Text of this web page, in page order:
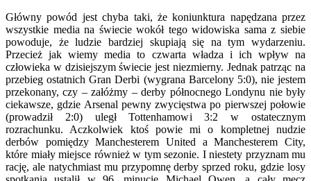
Główny powód jest chyba taki, że koniunktura napędzana przez
wszystkie media na świecie wokół tego widowiska sama z siebie
powoduje, że ludzie bardziej skupiają się na tym wydarzeniu.
Przecież jak wiemy media to czwarta władza i ich wpływ na
człowieka w dzisiejszym świecie jest niezmierny. Jednak patrząc na
przebieg ostatnich Gran Derbi (wygrana Barcelony 5:0), nie jestem
przekonany, czy – załóżmy – derby północnego Londynu nie były
ciekawsze, gdzie Arsenal pewny zwycięstwa po pierwszej połowie
(prowadził 2:0) uległ Tottenhamowi 3:2 w ostatecznym
rozrachunku. Aczkolwiek ktoś powie mi o kompletnej nudzie
derbów pomiędzy Manchesterem United a Manchesterem City,
które miały miejsce również w tym sezonie. I niestety przyznam mu
rację, ale natychmiast mu przypomnę derby sprzed roku, gdzie losy